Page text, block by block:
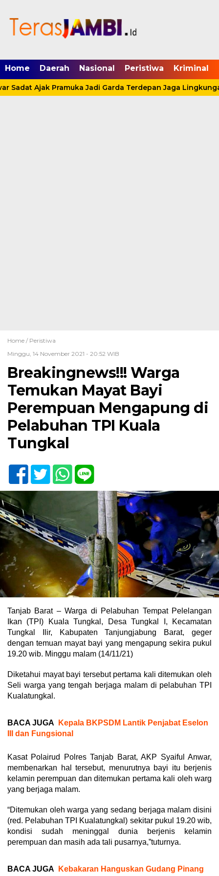
Home Daerah Nasional Peristiwa Kriminal
Sadat Ajak Pramuka Jadi Garda Terdepan Jaga
Home / Peristiwa
Minggu, 14 November 2021 - 20:52 WIB
Breakingnews!!! Warga
Temukan Mayat Bayi
Perempuan Mengapung di
Pelabuhan TPI Kuala
Tungkal
Tanjab Barat – Warga di Pelabuhan Tempat Pelelangan
Ikan (TPI) Kuala Tungkal, Desa Tungkal I, Kecamatan
Tungkal Ilir, Kabupaten Tanjungjabung Barat, geger
dengan temuan mayat bayi yang mengapung sekira pukul
19.20 wib. Minggu malam (14/11/21)
Diketahui mayat bayi tersebut pertama kali ditemukan oleh
Seli warga yang tengah berjaga malam di pelabuhan TPI
Kualatungkal.
BACA JUGA
Kepala BKPSDM Lantik Penjabat Eselon
III dan Fungsional
Kasat Polairud Polres Tanjab Barat, AKP Syaiful Anwar,
membenarkan hal tersebut, menurutnya bayi itu berjenis
kelamin perempuan dan ditemukan pertama kali oleh warg
yang berjaga malam.
“Ditemukan oleh warga yang sedang berjaga malam disini
(red. Pelabuhan TPI Kualatungkal) sekitar pukul 19.20 wib,
kondisi sudah meninggal dunia berjenis kelamin
perempuan dan masih ada tali pusarnya,”tuturnya.
BACA JUGA
Kebakaran Hanguskan Gudang Pinang